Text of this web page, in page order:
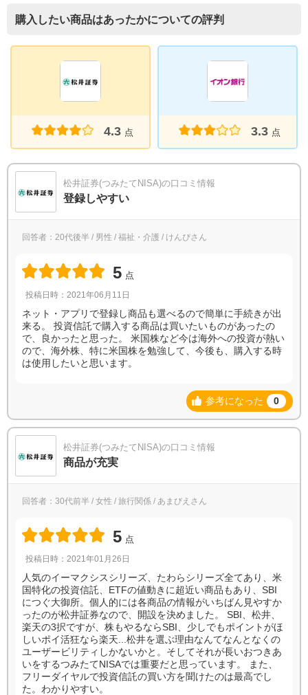
購入したい商品はあったかについての評判
4.3 点 3.3 点
松井証券(つみたてNISA)の口コミ情報
登録しやすい
回答者：20代後半 / 男性 / 福祉・介護 / けんぴさん
5 点
投稿日時：2021年06月11日
ネット・アプリで登録し商品も選べるので簡単に手続きが出
来る。 投資信託で購入する商品は買いたいものがあったの
で、良かったと思った。 米国株など今は海外への投資が熱い
ので、海外株、特に米国株を勉強して、今後も、購入する時
は使用したいと思います。
参考になった 0
松井証券(つみたてNISA)の口コミ情報
商品が充実
回答者：30代前半 / 女性 / 旅行関係 / あまびえさん
5 点
投稿日時：2021年01月26日
人気のイーマクシスシリーズ、たわらシリーズ全てあり、米
国特化の投資信託、ETFの値動きに超近い商品もあり、SBI
につぐ大御所。個人的には各商品の情報がいちばん見やすか
ったのが松井証券なので、開設を決めました。 SBI、松井、
楽天の3択ですが、株もやるならSBI、少しでもポイントがほ
しいポイ活狂なら楽天...松井を選ぶ理由なんてなんとなくの
ユーザービリティしかないかと。そしてそれが長いおつきあ
いをするつみたてNISAでは重要だと思っています。 また、
フリーダイヤルで投資信託の買い方を聞けたのは最高でし
た。わかりやすい。